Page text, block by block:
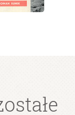
22/1969